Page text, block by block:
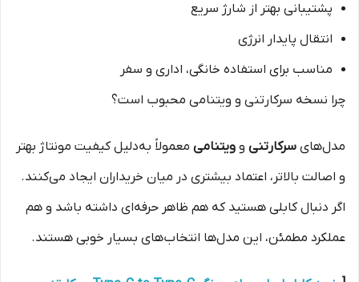
پشتیبانی بهتر از شارژ سریع
انتقال پایدار انرژی
مناسب برای استفاده خانگی، اداری و سفر
چرا نسخه سرکارتنی و ویتنامی محبوب است؟
مدل‌های سرکارتنی و ویتنامی معمولاً به‌دلیل کیفیت مونتاژ بهتر
و اصالت بالاتر، اعتماد بیشتری در میان خریداران ایجاد می‌کنند.
اگر دنبال کابلی هستید که هم ظاهر حرفه‌ای داشته باشد و هم
عملکرد مطمئن، این مدل‌ها انتخاب‌های بسیار خوبی هستند.